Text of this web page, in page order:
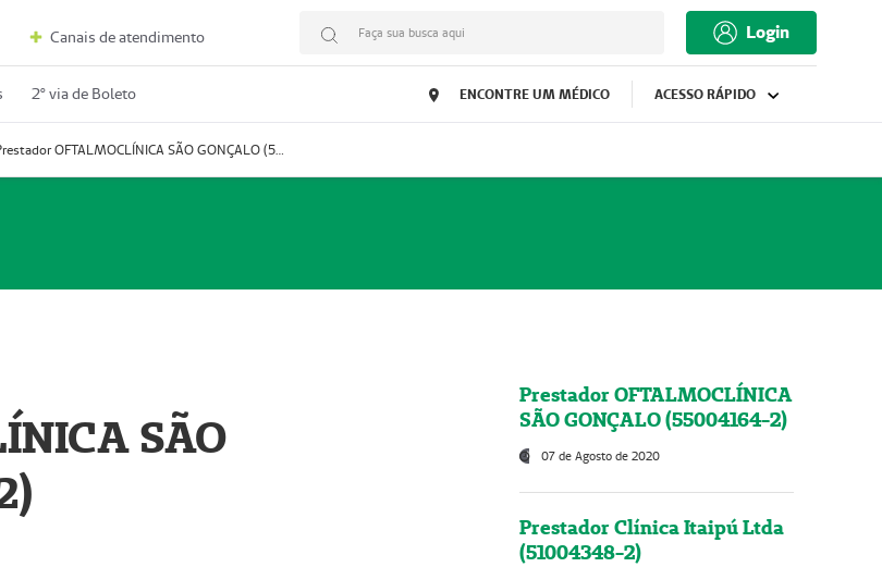
Canais de atendimento Faça sua busca aqui Login
2º via de Boleto ENCONTRE UM MÉDICO ACESSO RÁPIDO
Prestador OFTALMOCLÍNICA SÃO GONÇALO (55004164-2)
SÃO
Prestador OFTALMOCLÍNICA
SÃO GONÇALO (55004164-2)
07 de Agosto de 2020
Prestador Clínica Itaipú Ltda
(51004348-2)